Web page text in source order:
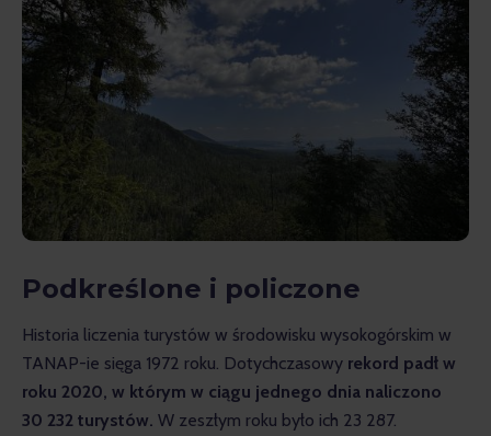
Podkreślone i policzone
Historia liczenia turystów w środowisku wysokogórskim w
TANAP-ie sięga 1972 roku. Dotychczasowy rekord padł w
roku 2020, w którym w ciągu jednego dnia naliczono
30 232 turystów. W zeszłym roku było ich 23 287.